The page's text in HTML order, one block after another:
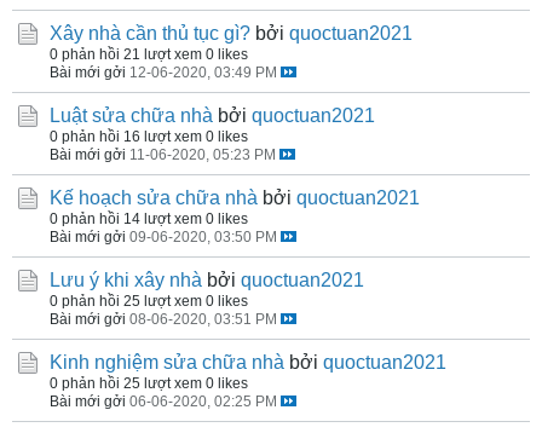
Xây nhà cần thủ tục gì? bởi quoctuan2021
0 phản hồi 21 lượt xem 0 likes
Bài mới gởi 12-06-2020, 03:49 PM
Luật sửa chữa nhà bởi quoctuan2021
0 phản hồi 16 lượt xem 0 likes
Bài mới gởi 11-06-2020, 05:23 PM
Kế hoạch sửa chữa nhà bởi quoctuan2021
0 phản hồi 14 lượt xem 0 likes
Bài mới gởi 09-06-2020, 03:50 PM
Lưu ý khi xây nhà bởi quoctuan2021
0 phản hồi 25 lượt xem 0 likes
Bài mới gởi 08-06-2020, 03:51 PM
Kinh nghiệm sửa chữa nhà bởi quoctuan2021
0 phản hồi 25 lượt xem 0 likes
Bài mới gởi 06-06-2020, 02:25 PM